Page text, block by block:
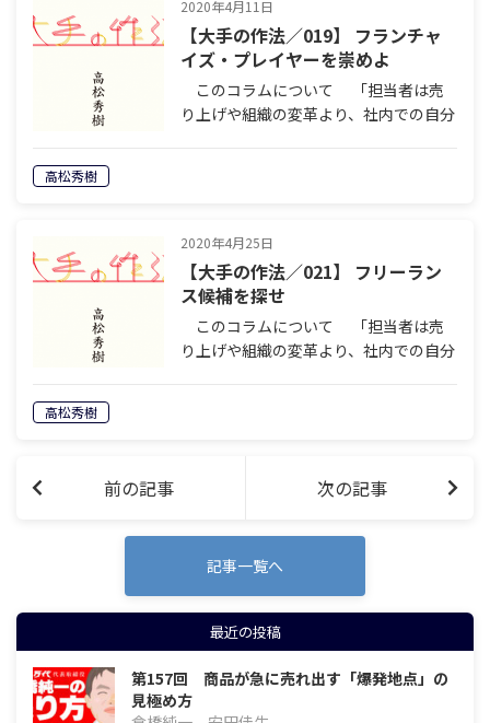
2020年4月11日
【大手の作法／019】 フランチャ
イズ・プレイヤーを崇めよ
このコラムについて 「担当者は売
り上げや組織の変革より、社内での自分
設立…
高松秀樹
2020年4月25日
【大手の作法／021】 フリーラン
ス候補を探せ
このコラムについて 「担当者は売
り上げや組織の変革より、社内での自分
高松秀樹
前の記事 次の記事
記事一覧へ
最近の投稿
第157回 商品が急に売れ出す「爆発地点」の
見極め方